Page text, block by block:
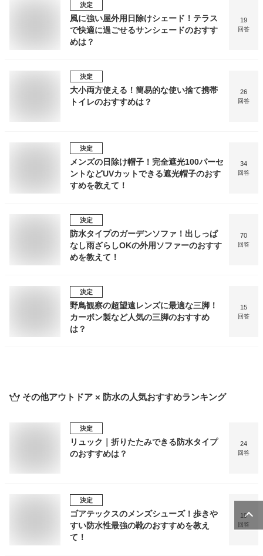
決定
風に強い屋外用日除けシェード！テラス
で快適に過ごせるサンシェードのおすす
めは？
19
回答
決定
大小両方使える！簡易的な使い捨て携帯
トイレのおすすめは？
26
回答
決定
メンズの日除け帽子！完全遮光100パーセ
ントなどUVカットできる遮光帽子のおす
すめを教えて！
34
回答
決定
防水タイプのガーデンソファ！出しっぱ
なし雨ざらしOKの外用ソファーのおすす
めを教えて！
70
回答
決定
野鳥観察の超望遠レンズに最適な三脚！
カーボン製など人気の三脚のおすすめ
は？
15
回答
その他アウトドア × 防水の人気おすすめランキング
決定
リュック｜折りたたみできる防水タイプ
のおすすめは？
24
回答
決定
ゴアテックスのメンズシューズ！歩きや
すい防水性最強の靴のおすすめを教え
て！
19
回答